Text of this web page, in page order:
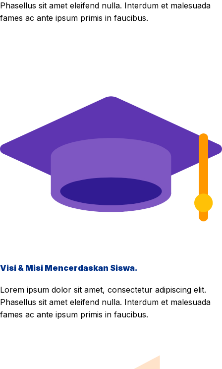
Phasellus sit amet eleifend nulla. Interdum et malesuada
fames ac ante ipsum primis in faucibus.
Visi & Misi Mencerdaskan Siswa.
Lorem ipsum dolor sit amet, consectetur adipiscing elit.
Phasellus sit amet eleifend nulla. Interdum et malesuada
fames ac ante ipsum primis in faucibus.